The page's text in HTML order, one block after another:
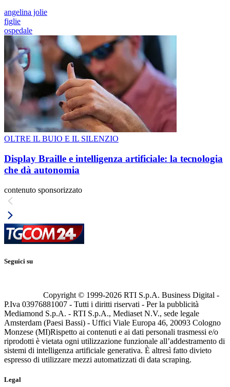
angelina jolie
figlie
ospedale
OLTRE IL BUIO E IL SILENZIO
Display Braille e intelligenza artificiale: la tecnologia
che dà autonomia
contenuto sponsorizzato
Seguici su
Copyright © 1999-2026 RTI S.p.A. Business Digital -
P.Iva 03976881007 - Tutti i diritti riservati - Per la pubblicità
Mediamond S.p.A. - RTI S.p.A., Mediaset N.V., sede legale
Amsterdam (Paesi Bassi) - Uffici Viale Europa 46, 20093 Cologno
Monzese (MI)Rispetto ai contenuti e ai dati personali trasmessi e/o
riprodotti è vietata ogni utilizzazione funzionale all’addestramento di
sistemi di intelligenza artificiale generativa. È altresì fatto divieto
espresso di utilizzare mezzi automatizzati di data scraping.
Legal